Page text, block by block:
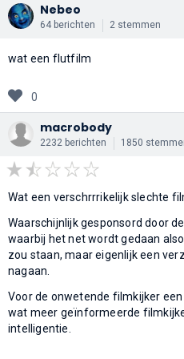
Nebeo
64 berichten 2 stemmen
wat een flutfilm
0
macrobody
2232 berichten 1850
Wat een verschrrrikelijk slechte
Waarschijnlijk gesponsord door
waarbij het net wordt gedaan
zou staan, maar eigenlijk een
nagaan.
Voor de onwetende filmkijker
wat meer geïnformeerde
intelligentie.